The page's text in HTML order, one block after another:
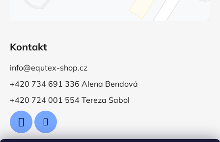
Kontakt
info@equtex-shop.cz
+420 734 691 336 Alena Bendová
+420 724 001 554 Tereza Sabol